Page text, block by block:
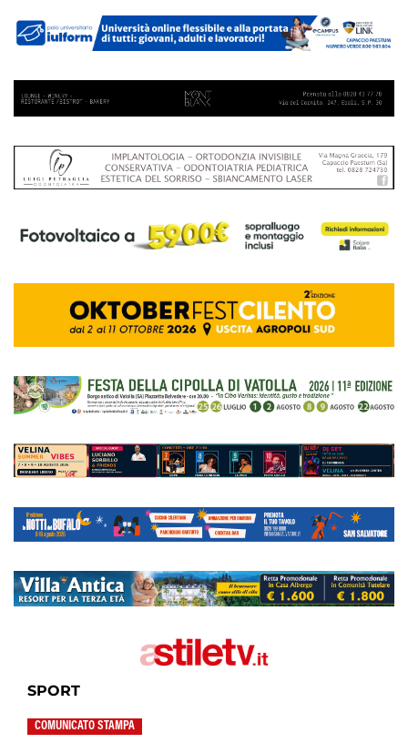
SPORT
COMUNICATO STAMPA